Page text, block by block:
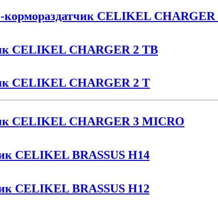
CELIKEL CHARGER
CELIKEL CHARGER 2 TB
CELIKEL CHARGER 2 T
CELIKEL CHARGER 3 MICRO
CELIKEL BRASSUS H14
CELIKEL BRASSUS H12